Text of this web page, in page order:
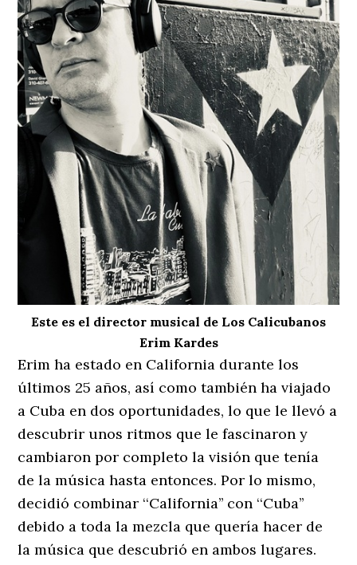
Este es el director musical de Los Calicubanos
Erim Kardes
Erim ha estado en California durante los
últimos 25 años, así como también ha viajado
a Cuba en dos oportunidades, lo que le llevó a
descubrir unos ritmos que le fascinaron y
cambiaron por completo la visión que tenía
de la música hasta entonces. Por lo mismo,
decidió combinar ‘‘California’’ con ‘‘Cuba’’
debido a toda la mezcla que quería hacer de
la música que descubrió en ambos lugares.